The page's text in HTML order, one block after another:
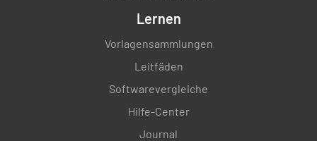
Lernen
Vorlagensammlungen
Leitfäden
Softwarevergleiche
Hilfe-Center
Journal